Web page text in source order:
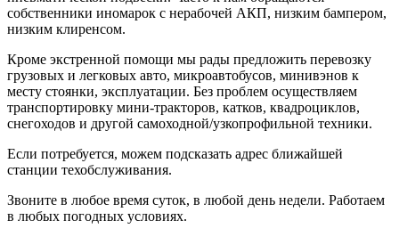
собственники иномарок с нерабочей АКП, низким бампером,
низким клиренсом.
Кроме экстренной помощи мы рады предложить перевозку
грузовых и легковых авто, микроавтобусов, минивэнов к
месту стоянки, эксплуатации. Без проблем осуществляем
транспортировку мини-тракторов, катков, квадроциклов,
снегоходов и другой самоходной/узкопрофильной техники.
Если потребуется, можем подсказать адрес ближайшей
станции техобслуживания.
Звоните в любое время суток, в любой день недели. Работаем
в любых погодных условиях.